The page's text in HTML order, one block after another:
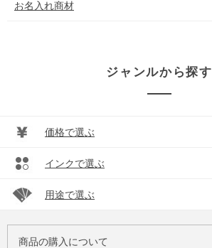
お名入れ商材
ジャンルから探す
価格で選ぶ
インクで選ぶ
用途で選ぶ
商品の購入について